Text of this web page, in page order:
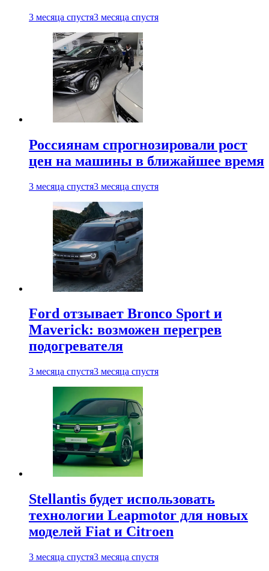
3 месяца спустя3 месяца спустя
Россиянам спрогнозировали рост
цен на машины в ближайшее время
3 месяца спустя3 месяца спустя
Ford отзывает Bronco Sport и
Maverick: возможен перегрев
подогревателя
3 месяца спустя3 месяца спустя
Stellantis будет использовать
технологии Leapmotor для новых
моделей Fiat и Citroen
3 месяца спустя3 месяца спустя